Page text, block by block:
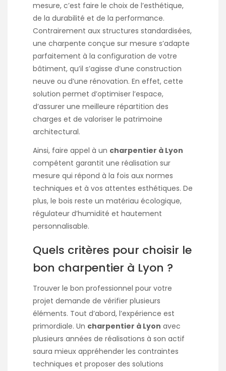
mesure, c’est faire le choix de l’esthétique,
de la durabilité et de la performance.
Contrairement aux structures standardisées,
une charpente conçue sur mesure s’adapte
parfaitement à la configuration de votre
bâtiment, qu’il s’agisse d’une construction
neuve ou d’une rénovation. En effet, cette
solution permet d’optimiser l’espace,
d’assurer une meilleure répartition des
charges et de valoriser le patrimoine
architectural.
Ainsi, faire appel à un charpentier à Lyon
compétent garantit une réalisation sur
mesure qui répond à la fois aux normes
techniques et à vos attentes esthétiques. De
plus, le bois reste un matériau écologique,
régulateur d’humidité et hautement
personnalisable.
Quels critères pour choisir le
bon charpentier à Lyon ?
Trouver le bon professionnel pour votre
projet demande de vérifier plusieurs
éléments. Tout d’abord, l’expérience est
primordiale. Un charpentier à Lyon avec
plusieurs années de réalisations à son actif
saura mieux appréhender les contraintes
techniques et proposer des solutions